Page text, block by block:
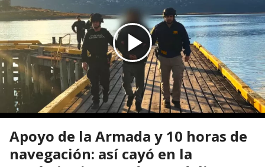
Apoyo de la Armada y 10 horas de
navegación: así cayó en la